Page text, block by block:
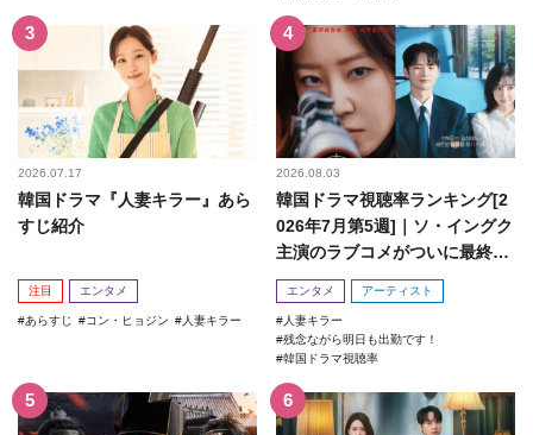
2026.07.17
韓国ドラマ『人妻キラー』あら
すじ紹介
注目 エンタメ
あらすじ コン・ヒョジン 人妻キラー
2026.08.03
韓国ドラマ視聴率ランキング[2
026年7月第5週]｜ソ・イングク
主演のラブコメがついに最終
回！
エンタメ アーティスト
人妻キラー
残念ながら明日も出勤です！
韓国ドラマ視聴率